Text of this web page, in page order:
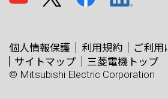
個人情報保護 利用規約
ご利用
サイトマップ
三菱電機トップ
© Mitsubishi Electric Corporation